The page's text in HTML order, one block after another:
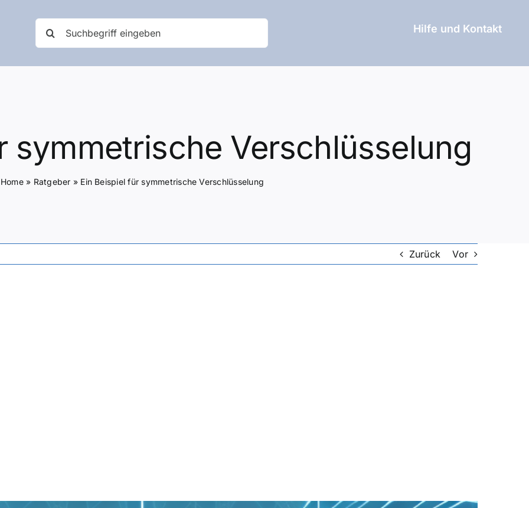
nach:
Hilfe und Kontakt
symmetrische Verschlüsselung
Home» Ratgeber » Ein Beispiel für symmetrische Verschlüsselung
Zurück Vor